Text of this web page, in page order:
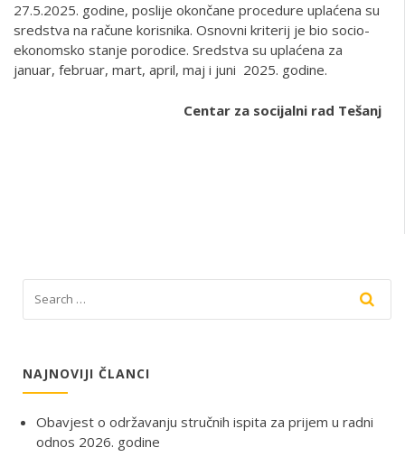
27.5.2025. godine, poslije okončane procedure uplaćena su
sredstva na račune korisnika. Osnovni kriterij je bio socio-
ekonomsko stanje porodice. Sredstva su uplaćena za
januar, februar, mart, april, maj i juni 2025. godine.
Centar za socijalni rad Tešanj
NAJNOVIJI ČLANCI
Obavjest o održavanju stručnih ispita za prijem u radni
odnos 2026. godine